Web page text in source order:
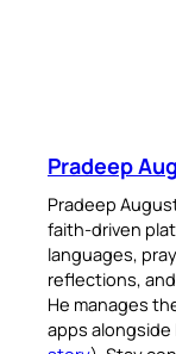
Pradeep
Pradeep
faith-driven
languages,
reflections,
He manages
apps